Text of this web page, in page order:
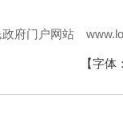
府门户网站
【字体